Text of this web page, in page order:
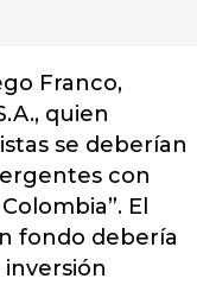
Franco,
quien
se deberían
con
El
fondo debería